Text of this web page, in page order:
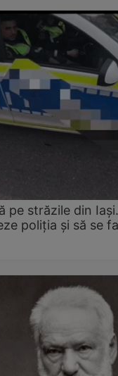
pe străzile din
poliția și să se